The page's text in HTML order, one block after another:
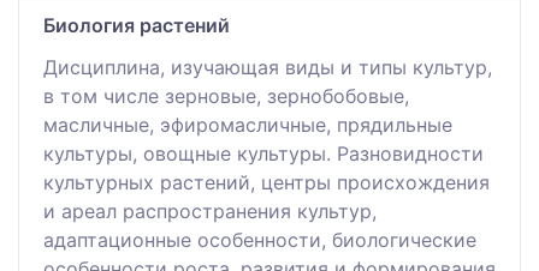
Биология растений
Дисциплина, изучающая виды и типы культур,
в том числе зерновые, зернобобовые,
масличные, эфиромасличные, прядильные
культуры, овощные культуры. Разновидности
культурных растений, центры происхождения
и ареал распространения культур,
адаптационные особенности, биологические